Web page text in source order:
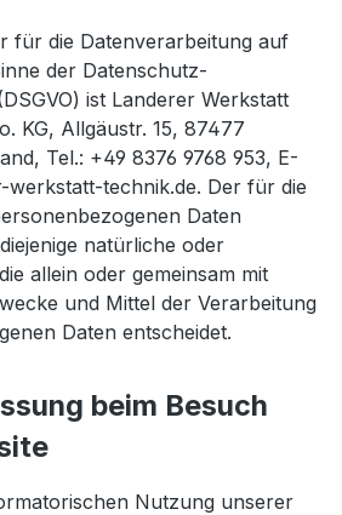
für die Datenverarbeitung auf
der Datenschutz-
ist Landerer Werkstatt
KG, Allgäustr. 15, 87477
Tel.: +49 8376 9768 953, E-
werkstatt-technik.de. Der für die
Daten
natürliche oder
allein oder gemeinsam mit
und Mittel der Verarbeitung
Daten entscheidet.
beim Besuch
Nutzung unserer